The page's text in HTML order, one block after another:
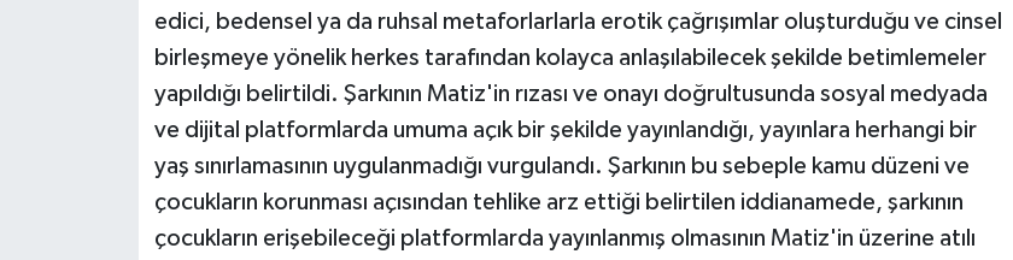
edici, bedensel ya da ruhsal metaforlarlarla erotik çağrışımlar oluşturduğu ve cinsel
birleşmeye yönelik herkes tarafından kolayca anlaşılabilecek şekilde betimlemeler
yapıldığı belirtildi. Şarkının Matiz'in rızası ve onayı doğrultusunda sosyal medyada
ve dijital platformlarda umuma açık bir şekilde yayınlandığı, yayınlara herhangi bir
yaş sınırlamasının uygulanmadığı vurgulandı. Şarkının bu sebeple kamu düzeni ve
çocukların korunması açısından tehlike arz ettiği belirtilen iddianamede, şarkının
çocukların erişebileceği platformlarda yayınlanmış olmasının Matiz'in üzerine atılı